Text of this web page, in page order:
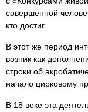
совершенной
кто достиг.
В этот же период
возник как
строки об
начало цирковому
В 18 веке эта